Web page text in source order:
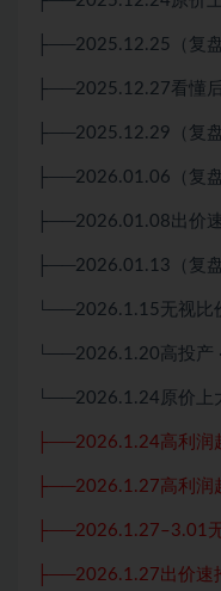
├──2025.12.25（复
├──2025.12.27看懂
├──2025.12.29（复
├──2026.01.06（复
├──2026.01.08出价
├──2026.01.13（复
└──2026.1.15无视比
└──2026.1.20高投产
└──2026.1.24原价上
├──2026.1.24高利润
├──2026.1.27高利润
├──2026.1.27–3.01
├──2026.1.27出价速